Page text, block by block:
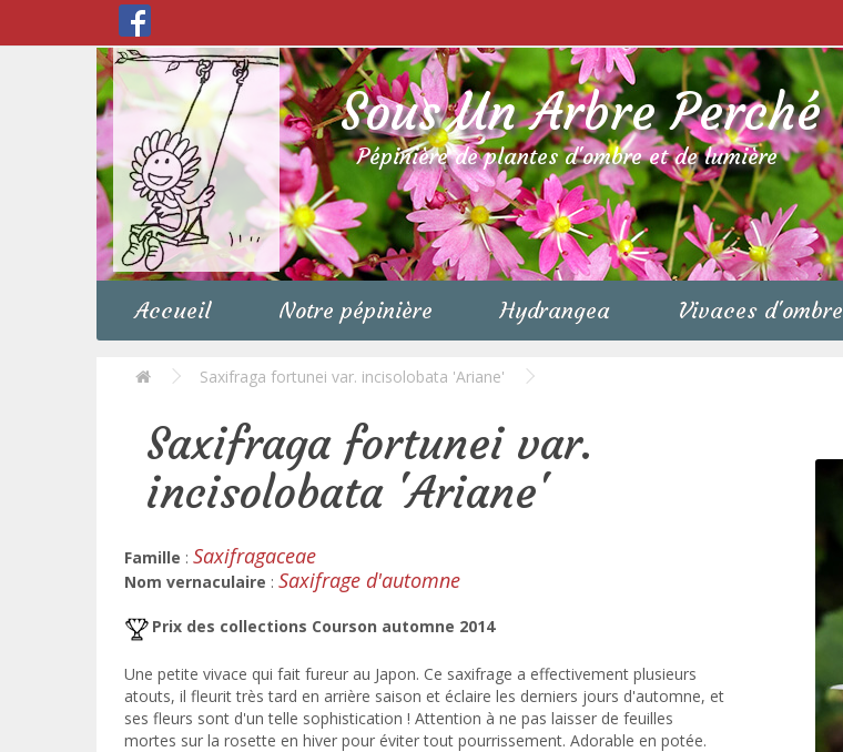
Sous Un Arbre Perché
Pépinière de plantes d'ombre et de lumière
Accueil Notre pépinière Hydrangea Vivaces d'ombre
Saxifraga fortunei var. incisolobata 'Ariane'
Saxifraga fortunei var.
incisolobata 'Ariane'
Famille : Saxifragaceae
Nom vernaculaire : Saxifrage d'automne
Prix des collections Courson automne 2014
Une petite vivace qui fait fureur au Japon. Ce saxifrage a effectivement plusieurs
atouts, il fleurit très tard en arrière saison et éclaire les derniers jours d'automne, et
ses fleurs sont d'un telle sophistication ! Attention à ne pas laisser de feuilles
mortes sur la rosette en hiver pour éviter tout pourrissement. Adorable en potée.